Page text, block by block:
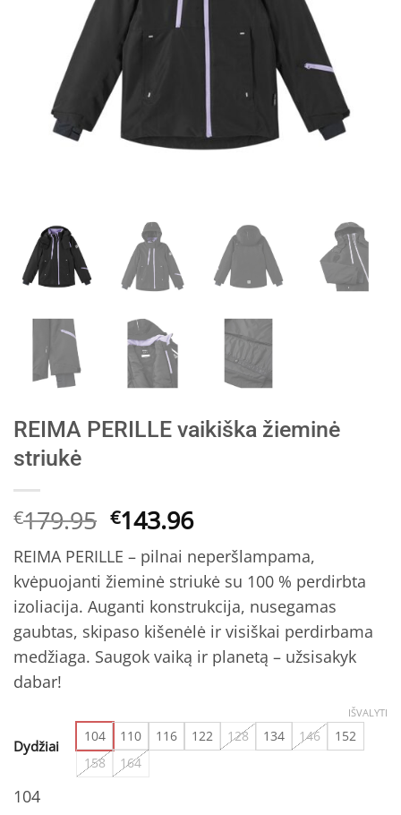
REIMA PERILLE vaikiška žieminė
striukė
€179.95 Original
price
was:
€179.95.
€143.96Current
price
is:
€143.96.
REIMA PERILLE – pilnai neperšlampama,
kvėpuojanti žieminė striukė su 100 % perdirbta
izoliacija. Auganti konstrukcija, nusegamas
gaubtas, skipaso kišenėlė ir visiškai perdirbama
medžiaga. Saugok vaiką ir planetą – užsisakyk
dabar!
Dydžiai
104 110 116 122 128 134 146
152
158
164
IŠVALYTI
104